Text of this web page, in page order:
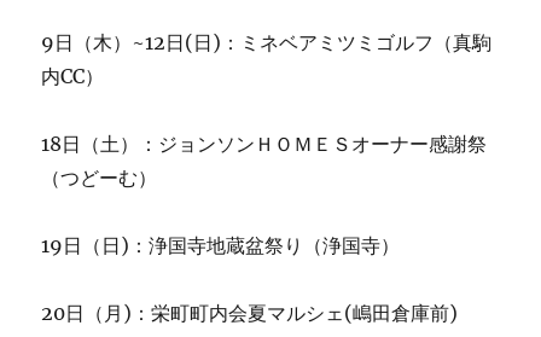
9日（木）~12日(日)：ミネベアミツミゴルフ（真駒
内CC）
18日（土）：ジョンソンＨＯＭＥＳオーナー感謝祭
（つどーむ）
19日（日)：浄国寺地蔵盆祭り（浄国寺）
20日（月)：栄町町内会夏マルシェ(嶋田倉庫前)